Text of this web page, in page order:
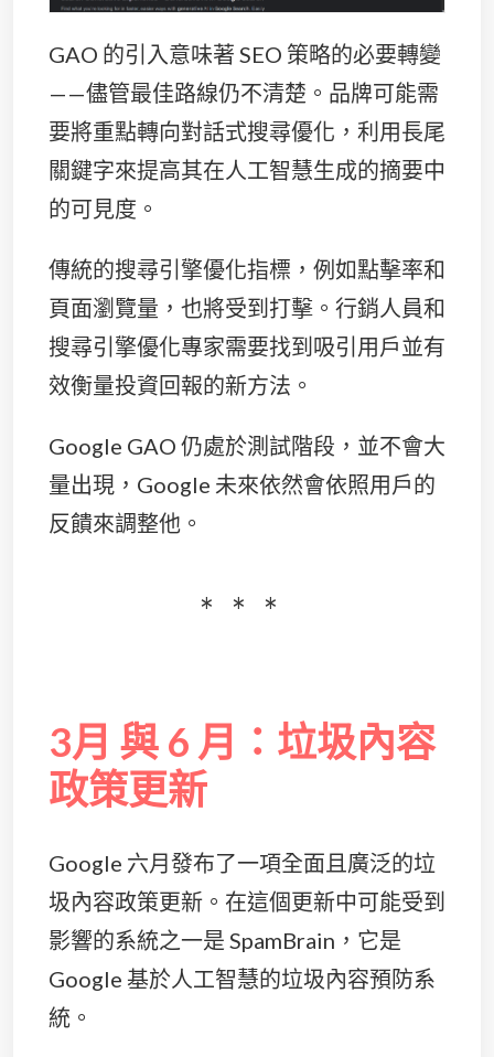
GAO 的引入意味著 SEO 策略的必要轉變
——儘管最佳路線仍不清楚。品牌可能需
要將重點轉向對話式搜尋優化，利用長尾
關鍵字來提高其在人工智慧生成的摘要中
的可見度。
傳統的搜尋引擎優化指標，例如點擊率和
頁面瀏覽量，也將受到打擊。行銷人員和
搜尋引擎優化專家需要找到吸引用戶並有
效衡量投資回報的新方法。
Google GAO 仍處於測試階段，並不會大
量出現，Google 未來依然會依照用戶的
反饋來調整他。
3月 與 6 月：垃圾內容
政策更新
Google 六月發布了一項全面且廣泛的垃
圾內容政策更新。在這個更新中可能受到
影響的系統之一是 SpamBrain，它是
Google 基於人工智慧的垃圾內容預防系
統。